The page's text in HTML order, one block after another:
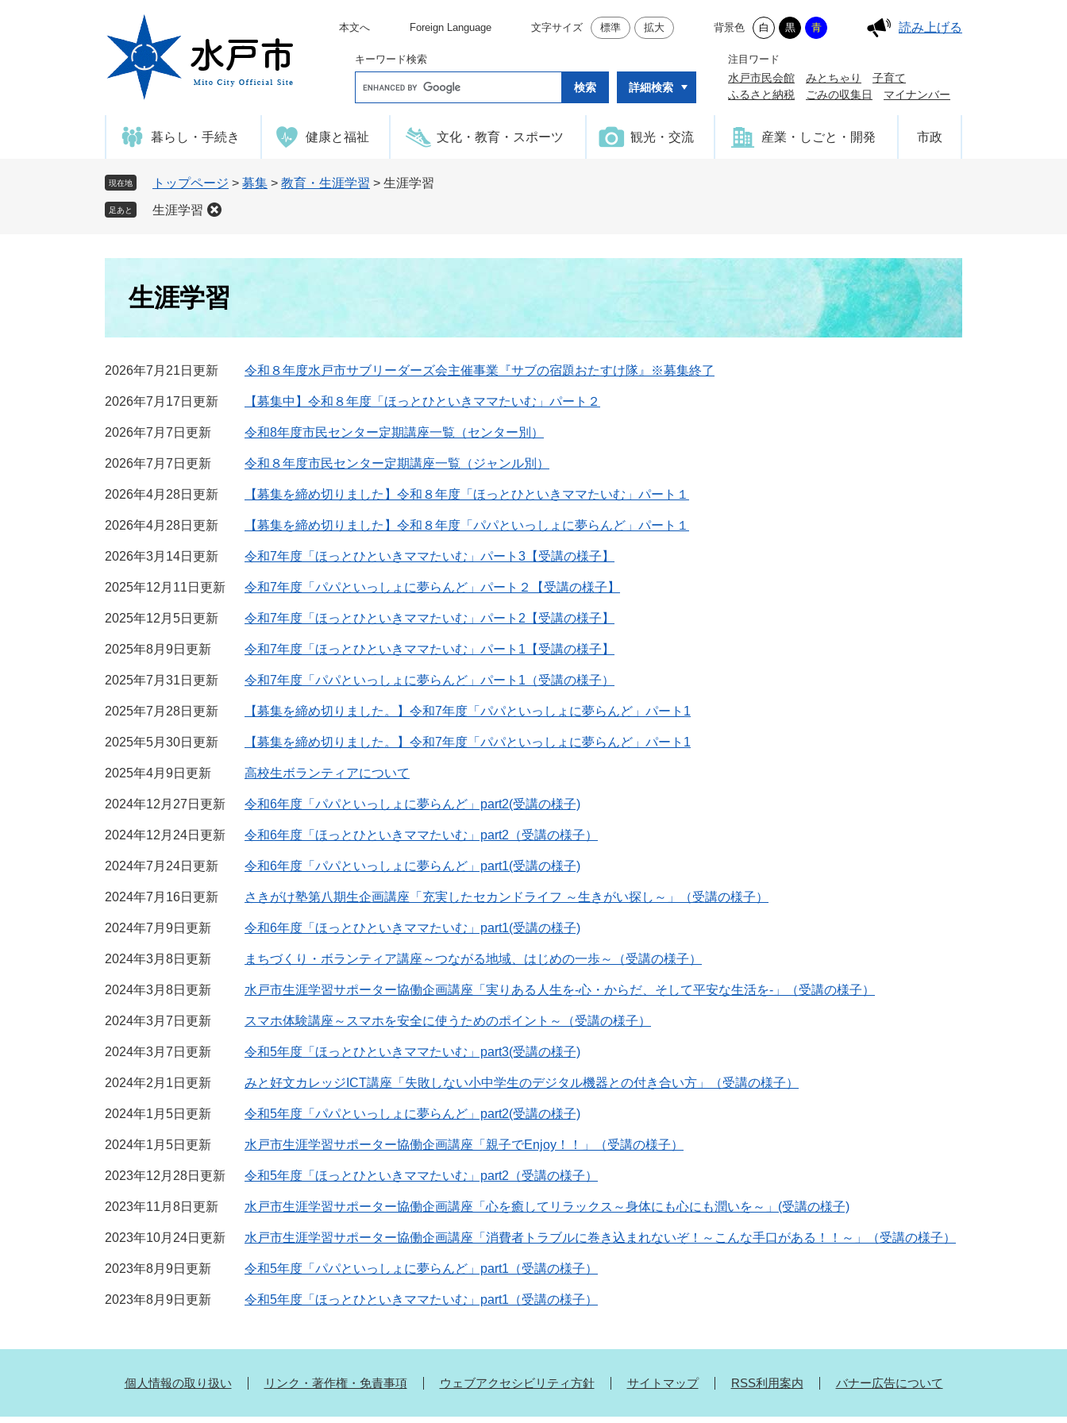
本文へ Foreign Language 文字サイズ 標準 拡大 背景色 白 黒 青 読み上げる
キーワード検索
o
e
タ
ム
詳細検索
注目ワード
水戸市民会館 みとちゃり
子育て
ふるさと納税
ごみの収集日 マイナンバー
暮らし・手続き 健康と福祉 文化・教育・スポーツ 観光・交流 産業・しごと・開発 市政
現在地 トップページ > 募集 > 教育・生涯学習 > 生涯学習
足あと 生涯学習
生涯学習
2026年7月21日更新 令和８年度水戸市サブリーダーズ会主催事業『サブの宿題おたすけ隊』※募集終了
2026年7月17日更新 【募集中】令和８年度「ほっとひといきママたいむ」パート２
2026年7月7日更新 令和8年度市民センター定期講座一覧（センター別）
2026年7月7日更新 令和８年度市民センター定期講座一覧（ジャンル別）
2026年4月28日更新 【募集を締め切りました】令和８年度「ほっとひといきママたいむ」パート１
2026年4月28日更新 【募集を締め切りました】令和８年度「パパといっしょに夢らんど」パート１
2026年3月14日更新 令和7年度「ほっとひといきママたいむ」パート3【受講の様子】
2025年12月11日更新 令和7年度「パパといっしょに夢らんど」パート２【受講の様子】
2025年12月5日更新 令和7年度「ほっとひといきママたいむ」パート2【受講の様子】
2025年8月9日更新 令和7年度「ほっとひといきママたいむ」パート1【受講の様子】
2025年7月31日更新 令和7年度「パパといっしょに夢らんど」パート1（受講の様子）
2025年7月28日更新 【募集を締め切りました。】令和7年度「パパといっしょに夢らんど」パート1
2025年5月30日更新 【募集を締め切りました。】令和7年度「パパといっしょに夢らんど」パート1
2025年4月9日更新 高校生ボランティアについて
2024年12月27日更新 令和6年度「パパといっしょに夢らんど」part2(受講の様子)
2024年12月24日更新 令和6年度「ほっとひといきママたいむ」part2（受講の様子）
2024年7月24日更新 令和6年度「パパといっしょに夢らんど」part1(受講の様子)
2024年7月16日更新 さきがけ塾第八期生企画講座「充実したセカンドライフ ～生きがい探し～」（受講の様子）
2024年7月9日更新 令和6年度「ほっとひといきママたいむ」part1(受講の様子)
2024年3月8日更新 まちづくり・ボランティア講座～つながる地域、はじめの一歩～（受講の様子）
2024年3月8日更新 水戸市生涯学習サポーター協働企画講座「実りある人生を-心・からだ、そして平安な生活を-」（受講の様子）
2024年3月7日更新 スマホ体験講座～スマホを安全に使うためのポイント～（受講の様子）
2024年3月7日更新 令和5年度「ほっとひといきママたいむ」part3(受講の様子)
2024年2月1日更新 みと好文カレッジICT講座「失敗しない小中学生のデジタル機器との付き合い方」（受講の様子）
2024年1月5日更新 令和5年度「パパといっしょに夢らんど」part2(受講の様子)
2024年1月5日更新 水戸市生涯学習サポーター協働企画講座「親子でEnjoy！！」（受講の様子）
2023年12月28日更新 令和5年度「ほっとひといきママたいむ」part2（受講の様子）
2023年11月8日更新 水戸市生涯学習サポーター協働企画講座「心を癒してリラックス～身体にも心にも潤いを～」(受講の様子)
2023年10月24日更新 水戸市生涯学習サポーター協働企画講座「消費者トラブルに巻き込まれないぞ！～こんな手口がある！！～」（受講の様子）
2023年8月9日更新 令和5年度「パパといっしょに夢らんど」part1（受講の様子）
2023年8月9日更新 令和5年度「ほっとひといきママたいむ」part1（受講の様子）
個人情報の取り扱い リンク・著作権・免責事項 ウェブアクセシビリティ方針 サイトマップ RSS利用案内 バナー広告について